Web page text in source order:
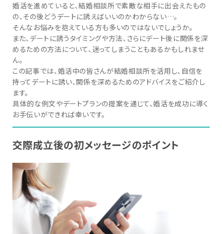
婚活を進めていると、結婚相談所で素敵な相手に出会えたもの
の、その後どうデートに誘えばいいのかわからない…。
そんなお悩みを抱えている方も多いのではないでしょうか。
また、デートに誘うタイミングや方法、さらにデート後に関係を深
めるための方法について、迷ってしまうこともあるかもしれませ
ん。
この記事では、婚活中の皆さんが結婚相談所を活用し、自信を
持ってデートに誘い、関係を深めるためのアドバイスをご紹介し
ます。
具体的な例文やデートプランの提案を通じて、婚活を成功に導く
お手伝いができれば幸いです。
交際成立後の初メッセージのポイント